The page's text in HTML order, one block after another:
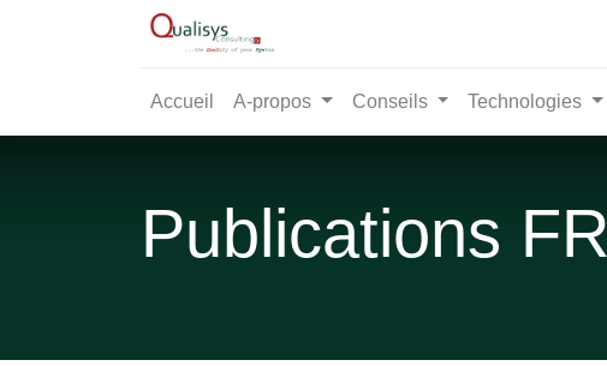
Accueil A-propos Conseils Technologies
Publications FR